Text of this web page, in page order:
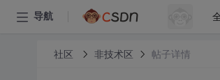
导航
社区 非技术区 帖子详情